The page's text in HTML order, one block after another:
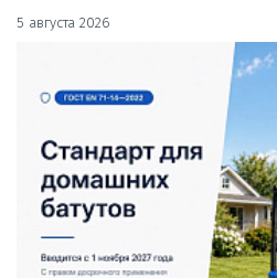
5 августа 2026